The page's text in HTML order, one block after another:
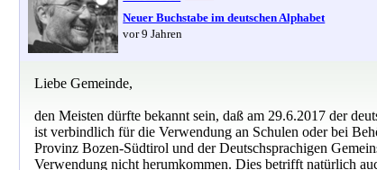
Neuer Buchstabe im deutschen Alphabet
vor 9 Jahren
Liebe Gemeinde,
den Meisten dürfte bekannt sein, daß am 29.6.2017 der
ist verbindlich für die Verwendung an Schulen oder bei
Provinz Bozen-Südtirol und der Deutschsprachigen
Verwendung nicht herumkommen. Dies betrifft natürlich